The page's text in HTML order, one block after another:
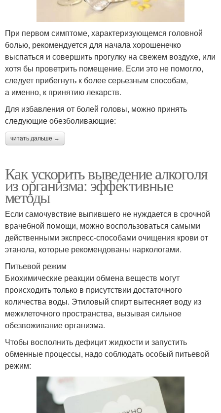
При первом симптоме, характеризующемся головной
болью, рекомендуется для начала хорошенечко
выспаться и совершить прогулку на свежем воздухе, или
хотя бы проветрить помещение. Если это не помогло,
следует прибегнуть к более серьезным способам,
а именно, к принятию лекарств.
Для избавления от болей головы, можно принять
следующие обезболивающие:
читать дальше →
Как ускорить выведение алкоголя
из организма: эффективные
методы
Если самочувствие выпившего не нуждается в срочной
врачебной помощи, можно воспользоваться самыми
действенными экспресс-способами очищения крови от
этанола, которые рекомендованы наркологами.
Питьевой режим
Биохимические реакции обмена веществ могут
происходить только в присутствии достаточного
количества воды. Этиловый спирт вытесняет воду из
межклеточного пространства, вызывая сильное
обезвоживание организма.
Чтобы восполнить дефицит жидкости и запустить
обменные процессы, надо соблюдать особый питьевой
режим: